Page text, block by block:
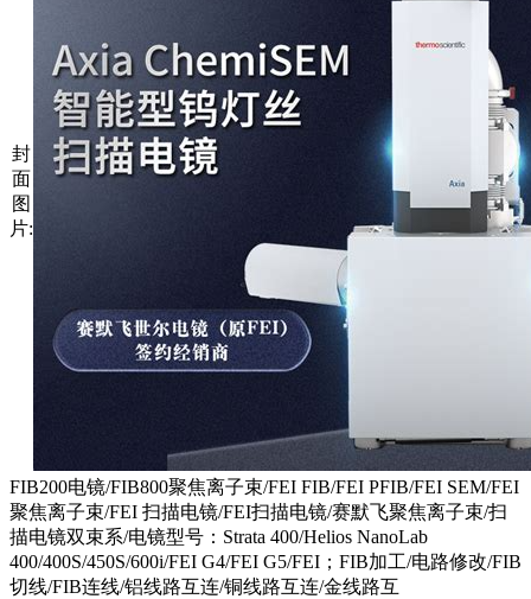
封
面
图
片:
FIB200电镜/FIB800聚焦离子束/FEI FIB/FEI PFIB/FEI SEM/FEI
聚焦离子束/FEI 扫描电镜/FEI扫描电镜/赛默飞聚焦离子束/扫
描电镜双束系/电镜型号：Strata 400/Helios NanoLab
400/400S/450S/600i/FEI G4/FEI G5/FEI；FIB加工/电路修改/FIB
切线/FIB连线/铝线路互连/铜线路互连/金线路互